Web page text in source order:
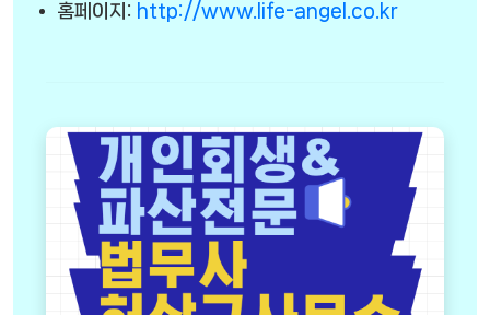
홈페이지: http://www.life-angel.co.kr